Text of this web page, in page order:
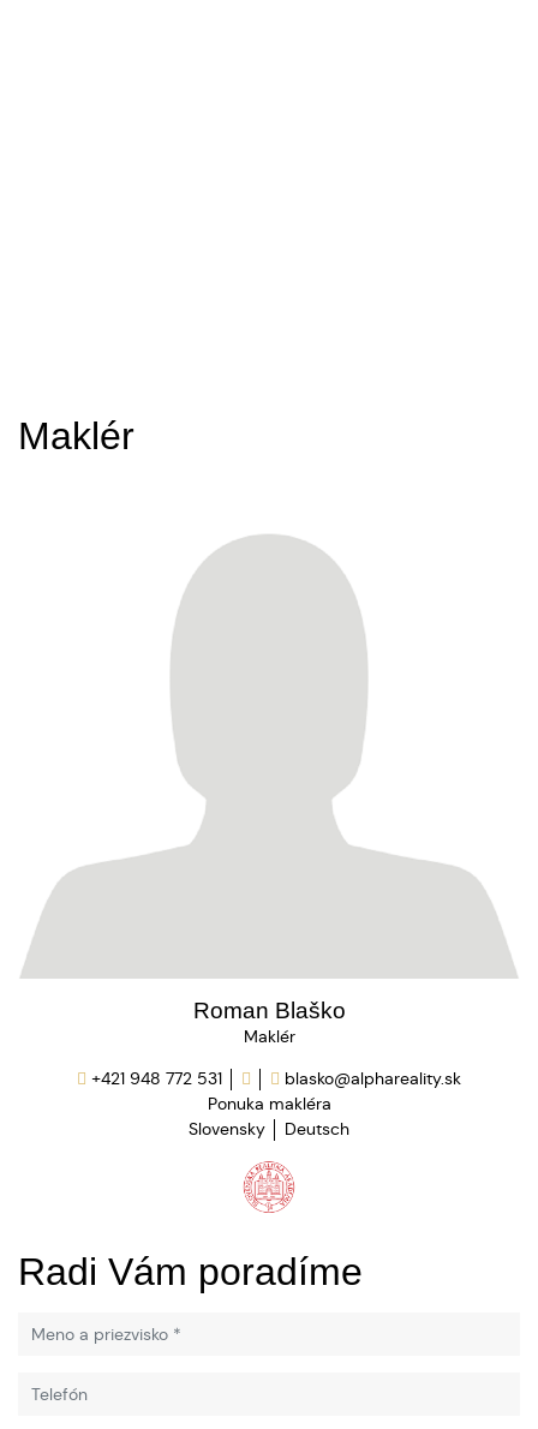
Maklér
Roman Blaško
Maklér
+421 948 772 531
blasko@alphareality.sk
Ponuka makléra
Slovensky
Deutsch
Radi Vám poradíme